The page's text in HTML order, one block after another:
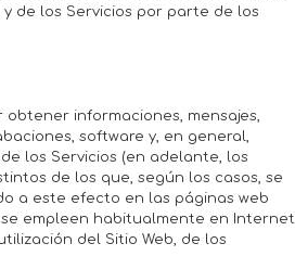
de los Servicios por parte de los
informaciones, mensajes,
software y, en general,
los Servicios (en adelante, los
de los que, según los casos, se
a este efecto en las páginas web
empleen habitualmente en Internet
del Sitio Web, de los